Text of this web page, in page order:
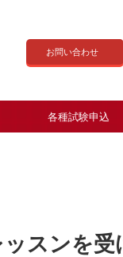
お問い合わせ
各種試験申込
スンを受